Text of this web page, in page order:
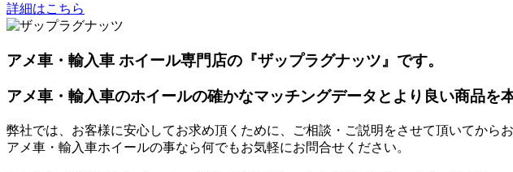
詳細はこちら
アメ車・輸入車 ホイール専門店の『ザップラグナッツ』です。
アメ車・輸入車のホイールの確かなマッチングデータとより良い商品を
弊社では、お客様に安心してお求め頂くために、ご相談・ご説明をさせて頂いてから
アメ車・輸入車ホイールの事なら何でもお気軽にお問合せください。